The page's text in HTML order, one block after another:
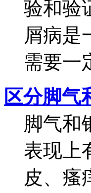
验和验
屑病是
需要一
区分脚气
脚气和
表现上
皮、瘙